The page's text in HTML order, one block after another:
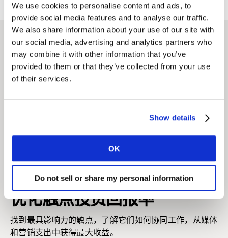
We use cookies to personalise content and ads, to
provide social media features and to analyse our traffic.
We also share information about your use of our site with
our social media, advertising and analytics partners who
may combine it with other information that you’ve
provided to them or that they’ve collected from your use
of their services.
Show details
OK
Do not sell or share my personal information
相关解决方案
报。
了解更多
优化触点投资回报率
找到最具影响力的触点，了解它们如何协同工作，从媒体
和营销支出中获得最大收益。